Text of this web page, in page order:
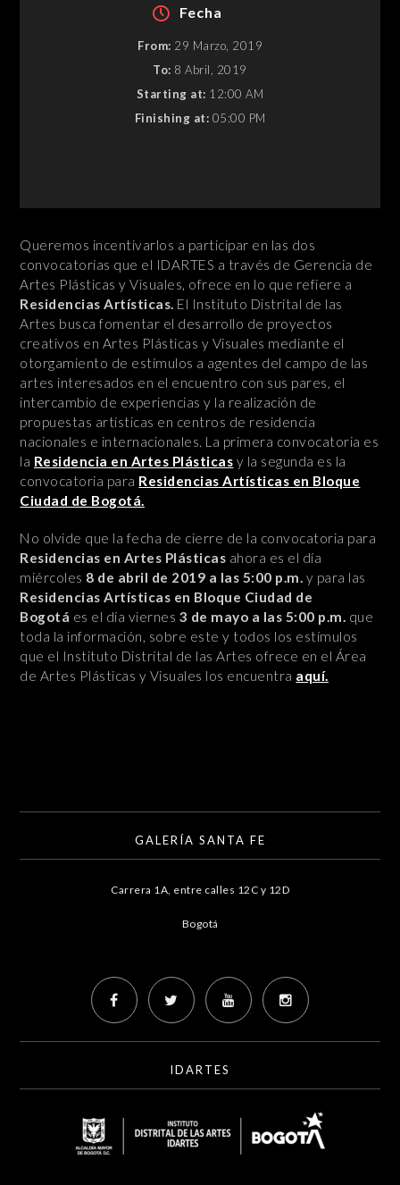
Fecha
From: 29 Marzo, 2019
To: 8 Abril, 2019
Starting at: 12:00 AM
Finishing at: 05:00 PM
Queremos incentivarlos a participar en las dos
convocatorias que el IDARTES a través de Gerencia de
Artes Plásticas y Visuales, ofrece en lo que refiere a
Residencias Artísticas. El Instituto Distrital de las
Artes busca fomentar el desarrollo de proyectos
creativos en Artes Plásticas y Visuales mediante el
otorgamiento de estímulos a agentes del campo de las
artes interesados en el encuentro con sus pares, el
intercambio de experiencias y la realización de
propuestas artísticas en centros de residencia
nacionales e internacionales. La primera convocatoria es
la Residencia en Artes Plásticas y la segunda es la
convocatoria para Residencias Artísticas en Bloque
Ciudad de Bogotá.
No olvide que la fecha de cierre de la convocatoria para
Residencias en Artes Plásticas ahora es el día
miércoles 8 de abril de 2019 a las 5:00 p.m. y para las
Residencias Artísticas en Bloque Ciudad de
Bogotá es el día viernes 3 de mayo a las 5:00 p.m. que
toda la información, sobre este y todos los estímulos
que el Instituto Distrital de las Artes ofrece en el Área
de Artes Plásticas y Visuales los encuentra aquí.
GALERÍA SANTA FE
Carrera 1A, entre calles 12C y 12D
Bogotá
IDARTES